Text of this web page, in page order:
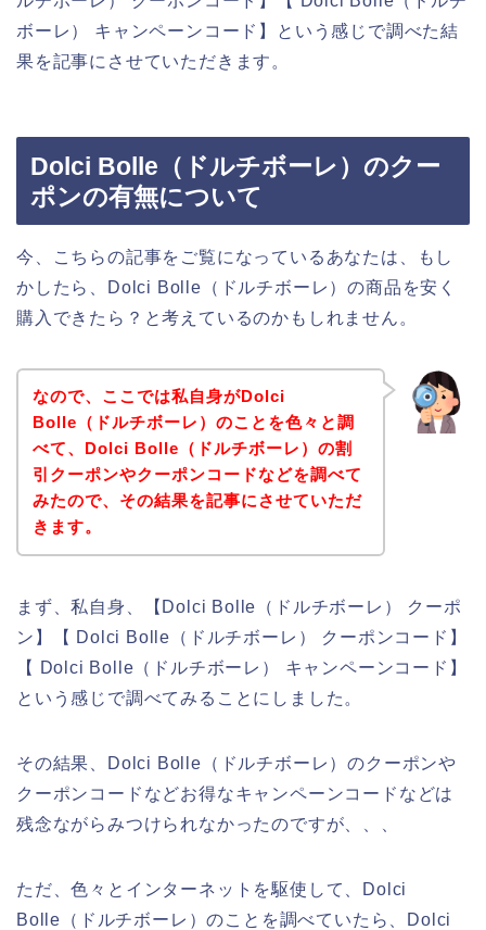
ボーレ） キャンペーンコード】という感じで調べた結
果を記事にさせていただきます。
Dolci Bolle（ドルチボーレ）のクー
ポンの有無について
今、こちらの記事をご覧になっているあなたは、もし
かしたら、Dolci Bolle（ドルチボーレ）の商品を安く
購入できたら？と考えているのかもしれません。
なので、ここでは私自身がDolci
Bolle（ドルチボーレ）のことを色々と調
べて、Dolci Bolle（ドルチボーレ）の割
引クーポンやクーポンコードなどを調べて
みたので、その結果を記事にさせていただ
きます。
まず、私自身、【Dolci Bolle（ドルチボーレ） クーポ
ン】【 Dolci Bolle（ドルチボーレ） クーポンコード】
【 Dolci Bolle（ドルチボーレ） キャンペーンコード】
という感じで調べてみることにしました。
その結果、Dolci Bolle（ドルチボーレ）のクーポンや
クーポンコードなどお得なキャンペーンコードなどは
残念ながらみつけられなかったのですが、、、
ただ、色々とインターネットを駆使して、Dolci
Bolle（ドルチボーレ）のことを調べていたら、Dolci